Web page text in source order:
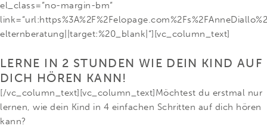
el_class=“no-margin-bm“
elternberatung||target:%20_blank|“][vc_column_text]
LERNE IN 2 STUNDEN WIE DEIN KIND AUF
DICH HÖREN KANN!
[/vc_column_text][vc_column_text]Möchtest du erstmal nur
lernen, wie dein Kind in 4 einfachen Schritten auf dich hören
kann?